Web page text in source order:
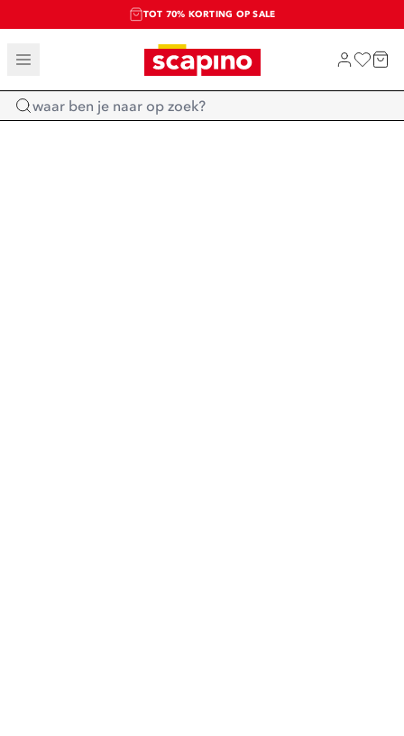
TOT 70% KORTING OP SALE
SALE: LAATSTE KANS!
SHOP NIEUW
Home